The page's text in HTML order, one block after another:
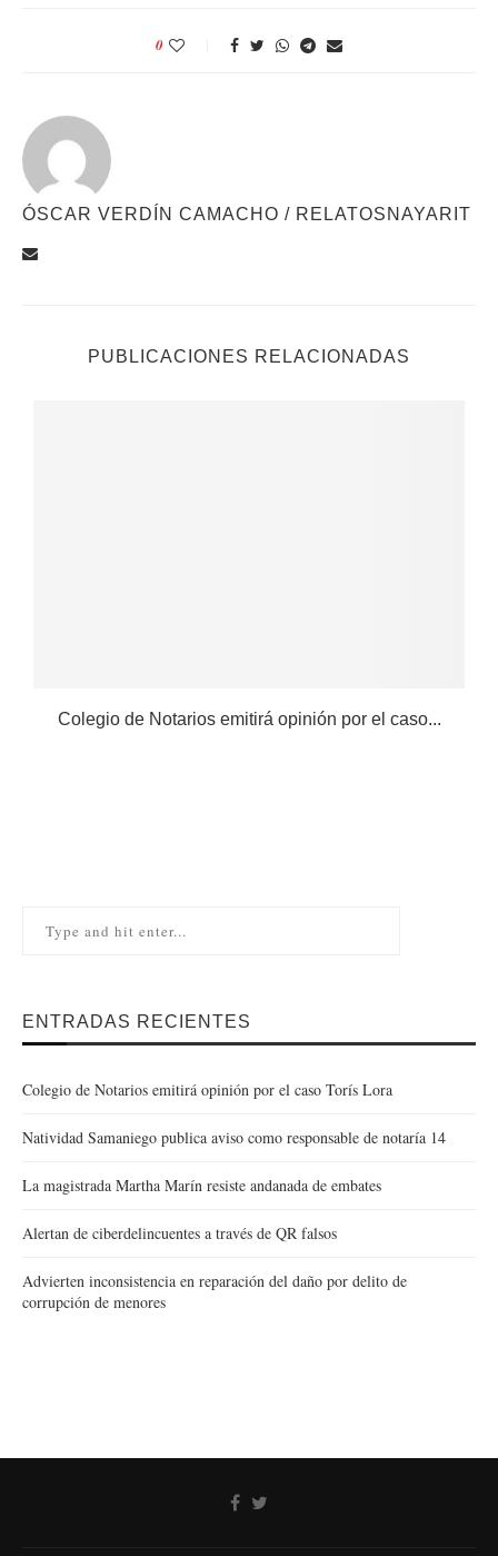
0
ÓSCAR VERDÍN CAMACHO / RELATOSNAYARIT
PUBLICACIONES RELACIONADAS
Colegio de Notarios emitirá opinión por el caso...
ENTRADAS RECIENTES
Colegio de Notarios emitirá opinión por el caso Torís Lora
Natividad Samaniego publica aviso como responsable de notaría 14
La magistrada Martha Marín resiste andanada de embates
Alertan de ciberdelincuentes a través de QR falsos
Advierten inconsistencia en reparación del daño por delito de
corrupción de menores